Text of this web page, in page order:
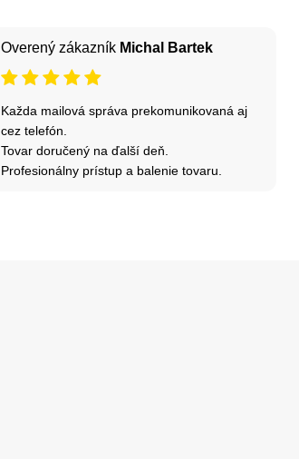
Overený zákazník Michal Bartek
Každa mailová správa prekomunikovaná aj
cez telefón.
Tovar doručený na ďalší deň.
Profesionálny prístup a balenie tovaru.